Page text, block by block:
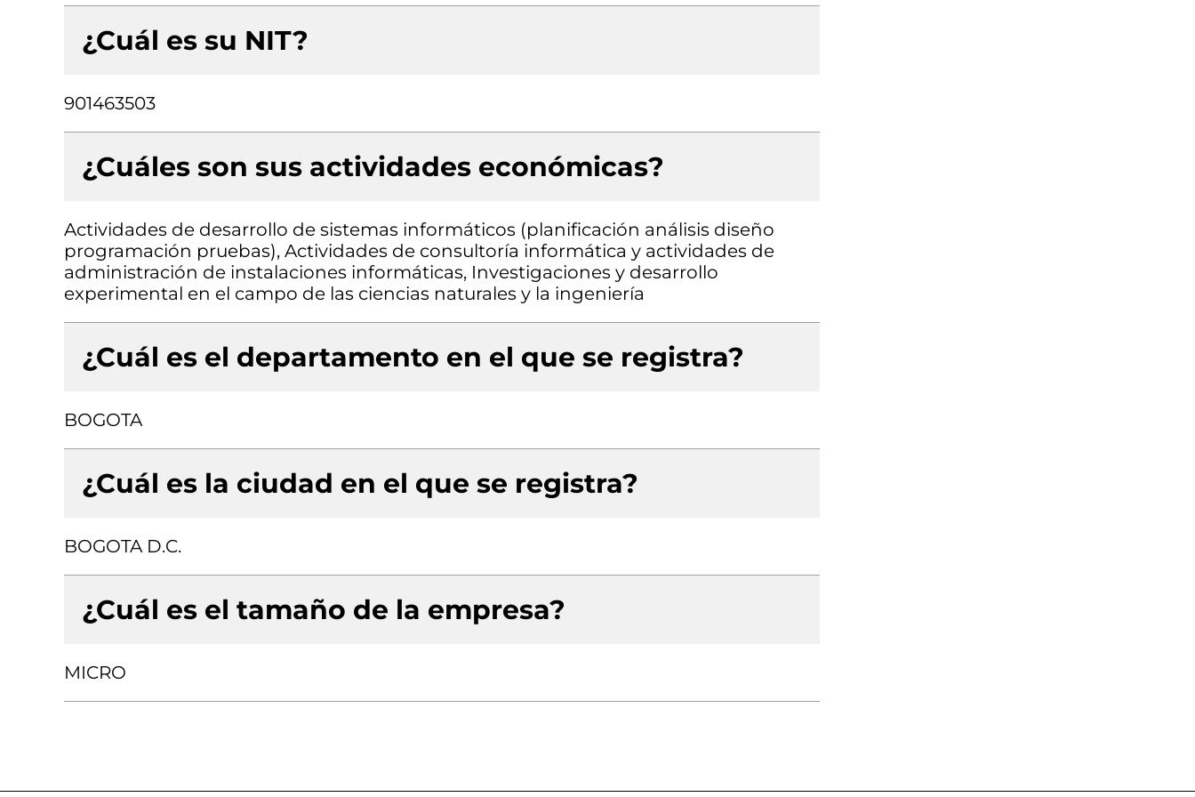
¿Cuál es su NIT?
901463503
¿Cuáles son sus actividades económicas?
Actividades de desarrollo de sistemas informáticos (planificación análisis diseño
programación pruebas), Actividades de consultoría informática y actividades de
administración de instalaciones informáticas, Investigaciones y desarrollo
experimental en el campo de las ciencias naturales y la ingeniería
¿Cuál es el departamento en el que se registra?
BOGOTA
¿Cuál es la ciudad en el que se registra?
BOGOTA D.C.
¿Cuál es el tamaño de la empresa?
MICRO